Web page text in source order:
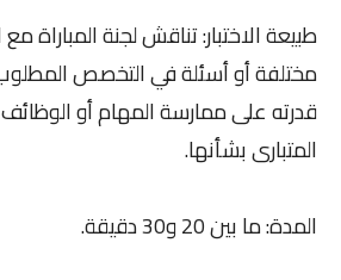
طبيعة الاختبار: تناقش لجنة المباراة
مختلفة أو أسئلة في التخصص
قدرته على ممارسة المهام أو الوظائف
المتبارى بشأنها.
المدة: ما بين 20 و30 دقيقة.